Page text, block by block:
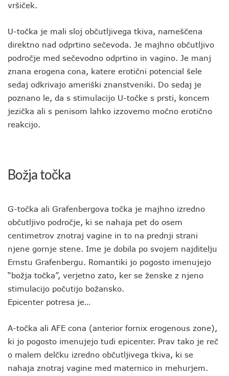
vršiček.
U-točka je mali sloj občutljivega tkiva, nameščena
direktno nad odprtino sečevoda. Je majhno občutljivo
področje med sečevodno odprtino in vagino. Je manj
znana erogena cona, katere erotični potencial šele
sedaj odkrivajo ameriški znanstveniki. Do sedaj je
poznano le, da s stimulacijo U-točke s prsti, koncem
jezička ali s penisom lahko izzovemo močno erotično
reakcijo.
Božja točka
G-točka ali Grafenbergova točka je majhno izredno
občutljivo področje, ki se nahaja pet do osem
centimetrov znotraj vagine in to na prednji strani
njene gornje stene. Ime je dobila po svojem najditelju
Ernstu Grafenbergu. Romantiki jo pogosto imenujejo
“božja točka”, verjetno zato, ker se ženske z njeno
stimulacijo počutijo božansko.
Epicenter potresa je…
A-točka ali AFE cona (anterior fornix erogenous zone),
ki jo pogosto imenujejo tudi epicenter. Prav tako je reč
o malem delčku izredno občutljivega tkiva, ki se
nahaja znotraj vagine med maternico in mehurjem.